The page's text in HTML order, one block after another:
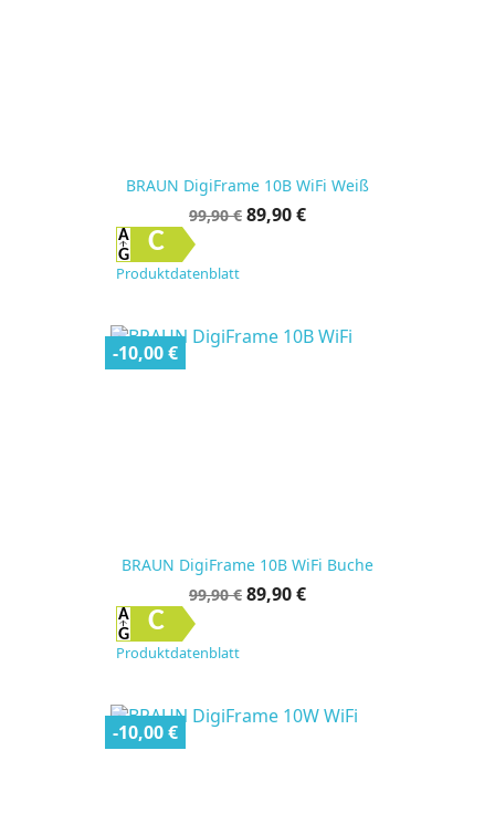
BRAUN DigiFrame 10B WiFi Weiß
Verkaufspreis
99,90 € Preis
89,90 €
C
Produktdatenblatt
BRAUN DigiFrame 10B WiFi Buche
Verkaufspreis
99,90 € Preis
89,90 €
C
Produktdatenblatt
-10,00 €
-10,00 €